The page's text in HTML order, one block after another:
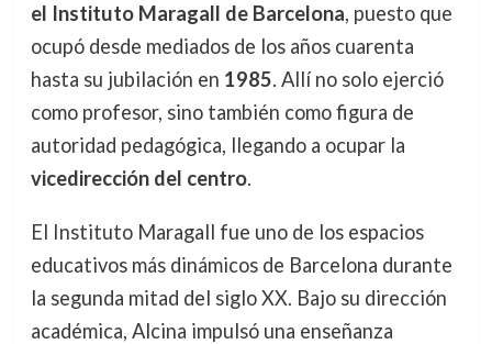
el Instituto Maragall de Barcelona, puesto que
ocupó desde mediados de los años cuarenta
hasta su jubilación en 1985. Allí no solo ejerció
como profesor, sino también como figura de
autoridad pedagógica, llegando a ocupar la
vicedirección del centro.
El Instituto Maragall fue uno de los espacios
educativos más dinámicos de Barcelona durante
la segunda mitad del siglo XX. Bajo su dirección
académica, Alcina impulsó una enseñanza